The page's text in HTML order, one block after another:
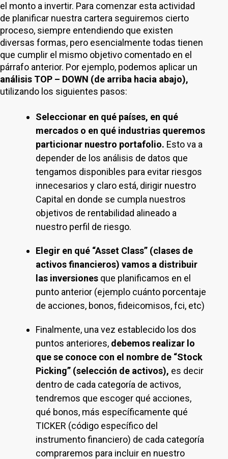
el monto a invertir. Para comenzar esta actividad
de planificar nuestra cartera seguiremos cierto
proceso, siempre entendiendo que existen
diversas formas, pero esencialmente todas tienen
que cumplir el mismo objetivo comentado en el
párrafo anterior. Por ejemplo, podemos aplicar un
análisis TOP – DOWN (de arriba hacia abajo),
utilizando los siguientes pasos:
Seleccionar en qué países, en qué
mercados o en qué industrias queremos
particionar nuestro portafolio. Esto va a
depender de los análisis de datos que
tengamos disponibles para evitar riesgos
innecesarios y claro está, dirigir nuestro
Capital en donde se cumpla nuestros
objetivos de rentabilidad alineado a
nuestro perfil de riesgo.
Elegir en qué “Asset Class” (clases de
activos financieros) vamos a distribuir
las inversiones que planificamos en el
punto anterior (ejemplo cuánto porcentaje
de acciones, bonos, fideicomisos, fci, etc)
Finalmente, una vez establecido los dos
puntos anteriores, debemos realizar lo
que se conoce con el nombre de “Stock
Picking” (selección de activos), es decir
dentro de cada categoría de activos,
tendremos que escoger qué acciones,
qué bonos, más específicamente qué
TICKER (código específico del
instrumento financiero) de cada categoría
compraremos para incluir en nuestro